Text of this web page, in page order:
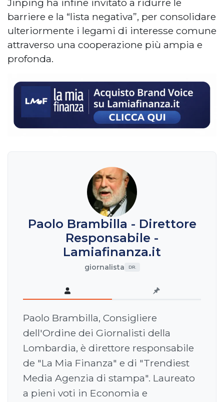
barriere e la “lista negativa”, per consolidare
ulteriormente i legami di interesse comune
attraverso una cooperazione più ampia e
profonda.
Paolo Brambilla - Direttore
Responsabile -
Lamiafinanza.it
giornalista DR.
Paolo Brambilla, Consigliere
dell'Ordine dei Giornalisti della
Lombardia, è direttore responsabile
de "La Mia Finanza" e di "Trendiest
Media Agenzia di stampa". Laureato
a pieni voti in Economia e